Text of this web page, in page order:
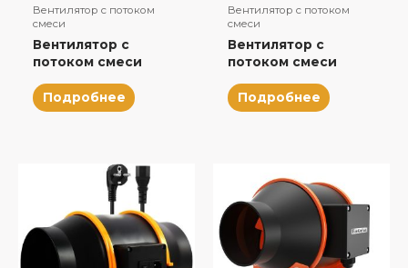
Вентилятор с потоком
смеси
Вентилятор с
потоком смеси
Подробнее
Вентилятор с потоком
смеси
Вентилятор с
потоком смеси
Подробнее